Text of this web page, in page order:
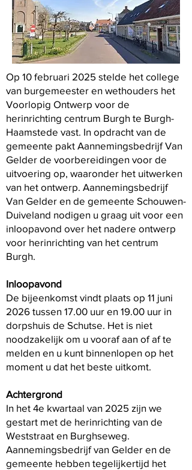
Op 10 februari 2025 stelde het college
van burgemeester en wethouders het
Voorlopig Ontwerp voor de
herinrichting centrum Burgh te Burgh-
Haamstede vast. In opdracht van de
gemeente pakt Aannemingsbedrijf Van
Gelder de voorbereidingen voor de
uitvoering op, waaronder het uitwerken
van het ontwerp. Aannemingsbedrijf
Van Gelder en de gemeente Schouwen-
Duiveland nodigen u graag uit voor een
inloopavond over het nadere ontwerp
voor herinrichting van het centrum
Burgh.
Inloopavond
De bijeenkomst vindt plaats op 11 juni
2026 tussen 17.00 uur en 19.00 uur in
dorpshuis de Schutse. Het is niet
noodzakelijk om u vooraf aan of af te
melden en u kunt binnenlopen op het
moment u dat het beste uitkomt.
Achtergrond
In het 4e kwartaal van 2025 zijn we
gestart met de herinrichting van de
Weststraat en Burghseweg.
Aannemingsbedrijf van Gelder en de
gemeente hebben tegelijkertijd het